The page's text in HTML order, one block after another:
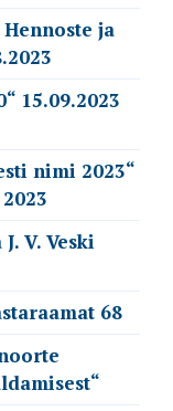
ja
15.09.2023
nimi 2023“
V. Veski
68